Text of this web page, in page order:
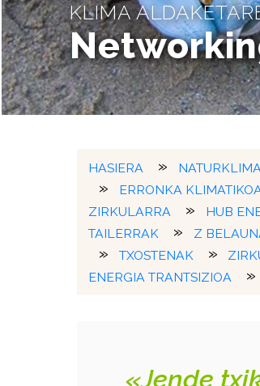
KLIMA
HASIERA
ERRONKA
ZIRKULARRA
HUB
TAILERRAK
Z
TXOSTENAK
ENERGIA TRANTSIZIOA
«Jende